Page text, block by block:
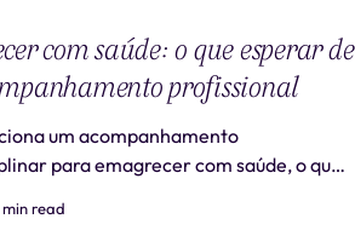
com saúde: o que esperar de
profissional
um acompanhamento
para emagrecer com saúde, o que
min read